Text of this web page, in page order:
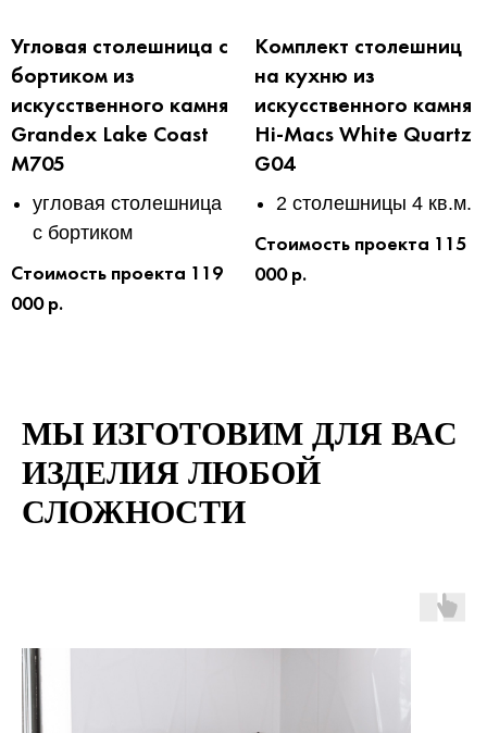
Угловая столешница с
бортиком из
искусственного камня
Grandex Lake Coast
M705
угловая столешница
с бортиком
Стоимость проекта 119
000 р.
Комплект столешниц
на кухню из
искусственного камня
Hi-Macs White Quartz
G04
2 столешницы 4 кв.м.
Стоимость проекта 115
000 р.
МЫ ИЗГОТОВИМ ДЛЯ ВАС
ИЗДЕЛИЯ ЛЮБОЙ
СЛОЖНОСТИ